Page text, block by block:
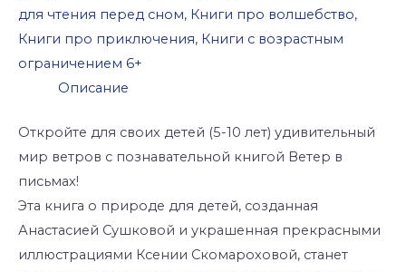
для чтения перед сном, Книги про волшебство,
Книги про приключения, Книги с возрастным
ограничением 6+
Описание
Откройте для своих детей (5-10 лет) удивительный
мир ветров с познавательной книгой Ветер в
письмах!
Эта книга о природе для детей, созданная
Анастасией Сушковой и украшенная прекрасными
иллюстрациями Ксении Скомароховой, станет